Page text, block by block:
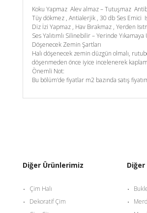
Koku Yapmaz Alev almaz – Tutuşmaz
Tüy dökmez , Antialerjik , 30 db Ses Emici
Diz İzi Yapmaz , Hav Bırakmaz , Yerden
Ses Yalıtımlı Silinebilir – Yerinde
Döşenecek Zemin Şartları
Halı döşenecek zemin düzgün olmalı,
döşenmeden önce iyice incelenerek
Önemli Not:
Bu bölüm’de fiyatlar m2 bazında satış
Diğer Ürünlerimiz
Çim Halı
Dekoratif Çim